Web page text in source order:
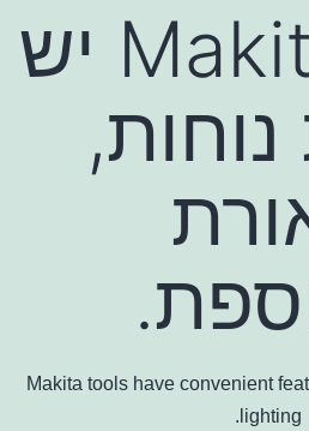
לכלי Makita יש
נוחות,
Makita tools have convenient
lighting.